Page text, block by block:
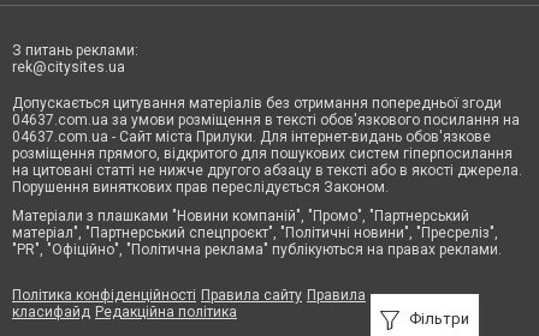
Фільтри
З питань реклами:
rek@citysites.ua
Допускається цитування матеріалів без отримання попередньої згоди
04637.com.ua за умови розміщення в тексті обов'язкового посилання на
04637.com.ua - Сайт міста Прилуки. Для інтернет-видань обов'язкове
розміщення прямого, відкритого для пошукових систем гіперпосилання
на цитовані статті не нижче другого абзацу в тексті або в якості джерела.
Порушення виняткових прав переслідується Законом.
Матеріали з плашками "Новини компаній", "Промо", "Партнерський
матеріал", "Партнерський спецпроєкт", "Політичні новини", "Пресреліз",
"PR", "Офіційно", "Політична реклама" публікуються на правах реклами.
Політика конфіденційності Правила сайту Правила
класифайд Редакційна політика